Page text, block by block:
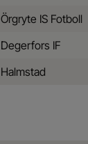
Örgryte IS Fotboll
Degerfors IF
Halmstad